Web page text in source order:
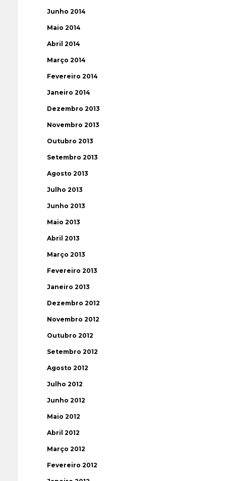
Junho 2014
Maio 2014
Abril 2014
Março 2014
Fevereiro 2014
Janeiro 2014
Dezembro 2013
Novembro 2013
Outubro 2013
Setembro 2013
Agosto 2013
Julho 2013
Junho 2013
Maio 2013
Abril 2013
Março 2013
Fevereiro 2013
Janeiro 2013
Dezembro 2012
Novembro 2012
Outubro 2012
Setembro 2012
Agosto 2012
Julho 2012
Junho 2012
Maio 2012
Abril 2012
Março 2012
Fevereiro 2012